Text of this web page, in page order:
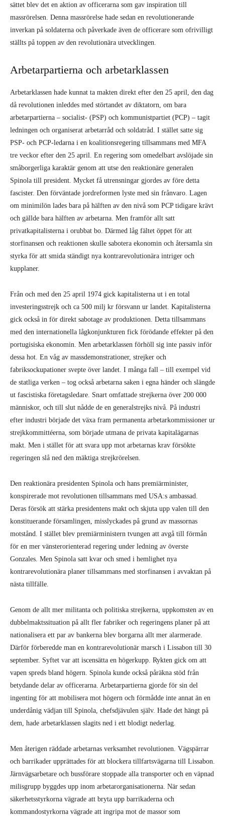
sättet blev det en aktion av officerarna som gav inspiration till
massrörelsen. Denna massrörelse hade sedan en revolutionerande
inverkan på soldaterna och påverkade även de officerare som ofrivilligt
ställts på toppen av den revolutionära utvecklingen.
Arbetarpartierna och arbetarklassen
Arbetarklassen hade kunnat ta makten direkt efter den 25 april, den dag
då revolutionen inleddes med störtandet av diktatorn, om bara
arbetarpartierna – socialist- (PSP) och kommunistpartiet (PCP) – tagit
ledningen och organiserat arbetarråd och soldatråd. I stället satte sig
PSP- och PCP-ledarna i en koalitionsregering tillsammans med MFA
tre veckor efter den 25 april. En regering som omedelbart avslöjade sin
småborgerliga karaktär genom att utse den reaktionäre generalen
Spinola till president. Mycket få utrensningar gjordes av före detta
fascister. Den förväntade jordreformen lyste med sin frånvaro. Lagen
om minimilön lades bara på hälften av den nivå som PCP tidigare krävt
och gällde bara hälften av arbetarna. Men framför allt satt
privatkapitalisterna i orubbat bo. Därmed låg fältet öppet för att
storfinansen och reaktionen skulle sabotera ekonomin och återsamla sin
styrka för att smida ständigt nya kontrarevolutionära intriger och
kupplaner.
Från och med den 25 april 1974 gick kapitalisterna ut i en total
investeringsstrejk och ca 500 milj kr försvann ur landet. Kapitalisterna
gick också in för direkt sabotage av produktionen. Detta tillsammans
med den internationella lågkonjunkturen fick förödande effekter på den
portugisiska ekonomin. Men arbetarklassen förhöll sig inte passiv inför
dessa hot. En våg av massdemonstrationer, strejker och
fabriksockupationer svepte över landet. I många fall – till exempel vid
de statliga verken – tog också arbetarna saken i egna händer och slängde
ut fascistiska företagsledare. Snart omfattade strejkerna över 200 000
människor, och till slut nådde de en generalstrejks nivå. På industri
efter industri började det växa fram permanenta arbetarkommissioner ur
strejkkommittéerna, som började utmana de privata kapitalägarnas
makt. Men i stället för att svara upp mot arbetarnas krav försökte
regeringen slå ned den mäktiga strejkrörelsen.
Den reaktionära presidenten Spinola och hans premiärminister,
konspirerade mot revolutionen tillsammans med USA:s ambassad.
Deras försök att stärka presidentens makt och skjuta upp valen till den
konstituerande församlingen, misslyckades på grund av massornas
motstånd. I stället blev premiärministern tvungen att avgå till förmån
för en mer vänsterorienterad regering under ledning av överste
Gonzales. Men Spinola satt kvar och smed i hemlighet nya
kontrarevolutionära planer tillsammans med storfinansen i avvaktan på
nästa tillfälle.
Genom de allt mer militanta och politiska strejkerna, uppkomsten av en
dubbelmaktssituation på allt fler fabriker och regeringens planer på att
nationalisera ett par av bankerna blev borgarna allt mer alarmerade.
Därför förberedde man en kontrarevolutionär marsch i Lissabon till 30
september. Syftet var att iscensätta en högerkupp. Rykten gick om att
vapen spreds bland högern. Spinola kunde också påräkna stöd från
betydande delar av officerarna. Arbetarpartierna gjorde för sin del
ingenting för att mobilisera mot högern och förmådde inte annat än en
underdånig vädjan till Spinola, chefsdjävulen själv. Hade det hängt på
dem, hade arbetarklassen slagits ned i ett blodigt nederlag.
Men återigen räddade arbetarnas verksamhet revolutionen. Vägspärrar
och barrikader upprättades för att blockera tillfartsvägarna till Lissabon.
Järnvägsarbetare och bussförare stoppade alla transporter och en väpnad
milisgrupp byggdes upp inom arbetarorganisationerna. När sedan
säkerhetsstyrkorna vägrade att bryta upp barrikaderna och
kommandostyrkorna vägrade att ingripa mot de massor som